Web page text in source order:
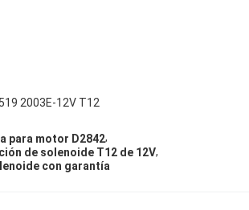
2003E-12V T12
para motor D2842,
de solenoide T12 de 12V,
con garantía